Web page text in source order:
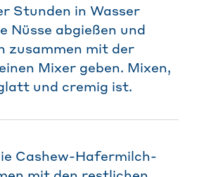
Stunden in Wasser
Nüsse abgießen und
zusammen mit der
Mixer geben. Mixen,
und cremig ist.
Cashew-Hafermilch-